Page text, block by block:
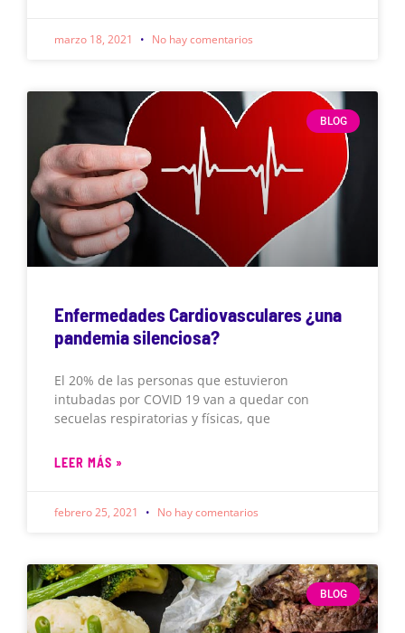
marzo 18, 2021 No hay comentarios
BLOG
Enfermedades Cardiovasculares ¿una
pandemia silenciosa?
El 20% de las personas que estuvieron
intubadas por COVID 19 van a quedar con
secuelas respiratorias y físicas, que
LEER MÁS »
febrero 25, 2021 No hay comentarios
BLOG